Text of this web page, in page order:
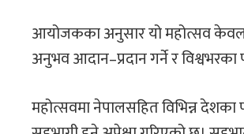
आयोजकका अनुसार यो महोत्सव केवल
अनुभव आदान–प्रदान गर्ने र विश्वभरका
महोत्सवमा नेपालसहित विभिन्न देशका